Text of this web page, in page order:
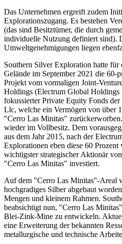
Das Unternehmen ergreift zudem
Explorationszugang. Es bestehen
(das sind Besitztümer, die durch
individuelle Nutzung definiert sind).
Umweltgenehmigungen liegen
Southern Silver Exploration hatte für
Gelände im September 2021 die 60-
Projekt vom vormaligen Joint-
Holdings (Electrum Global Holdings
fokussierter Private Equity Fonds
Llc, welche ein Vermögen von über
"Cerro Las Minitas"
wieder im Vollbesitz. Dem
aus dem Jahr 2015, nach der
Explorationen eben diese 60
wichtigster strategischer Aktionär
"Cerro Las Minitas" investiert.
Auf dem "Cerro Las Minitas"-Areal
hochgradiges Silber abgebaut
Mengen und kleinem Rahmen.
beabsichtigt nun, "Cerro Las
Blei-Zink-Mine zu entwickeln.
eine Erweiterung der bekannten
metallurgische und technische